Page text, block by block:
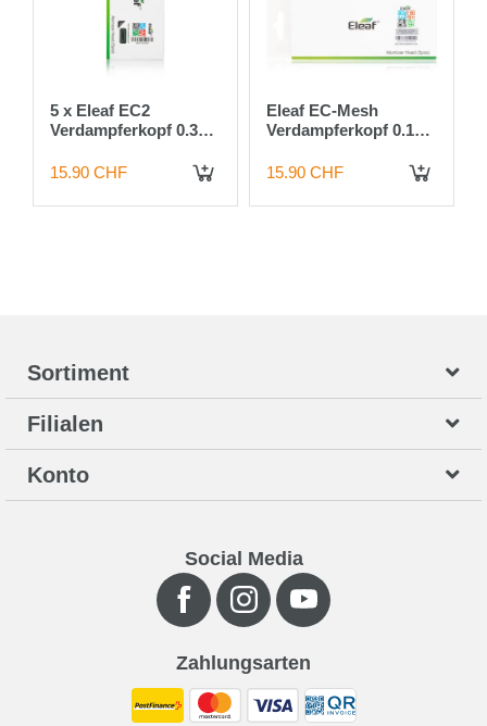
5 x Eleaf EC2
Verdampferkopf 0.3
15.90 CHF
Eleaf EC-Mesh
Verdampferkopf 0.15
15.90 CHF
Sortiment
Filialen
Konto
Social Media
Zahlungsarten